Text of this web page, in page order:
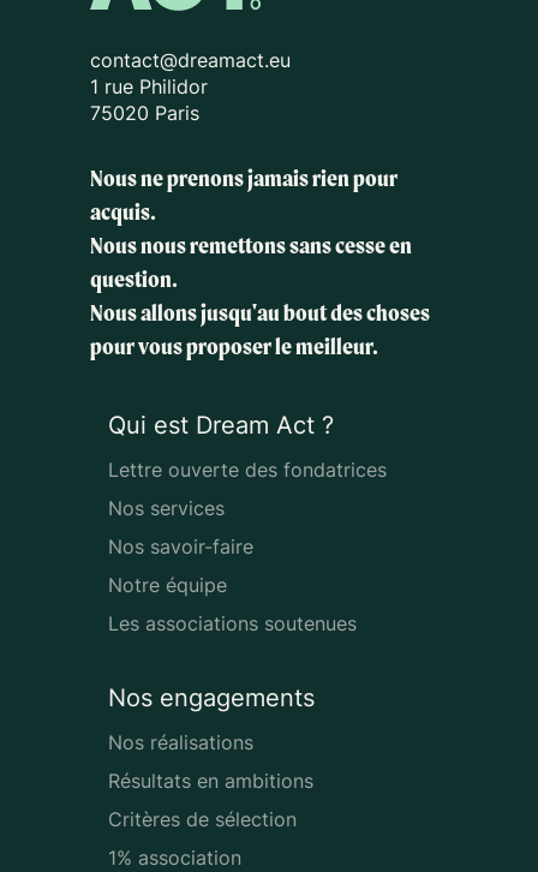
contact@dreamact.eu
1 rue Philidor
75020 Paris
Nous ne prenons jamais rien pour
acquis.
Nous nous remettons sans cesse en
question.
Nous allons jusqu'au bout des choses
pour vous proposer le meilleur.
Qui est Dream Act ?
Lettre ouverte des fondatrices
Nos services
Nos savoir-faire
Notre équipe
Les associations soutenues
Nos engagements
Nos réalisations
Résultats en ambitions
Critères de sélection
1% association